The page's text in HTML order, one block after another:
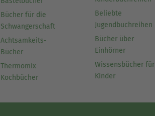
Bücher für die
Schwangerschaft
Achtsamkeits-
Bücher
Thermomix
Kochbücher
Beliebte
Jugendbuchreihen
Bücher über
Einhörner
Wissensbücher für
Kinder